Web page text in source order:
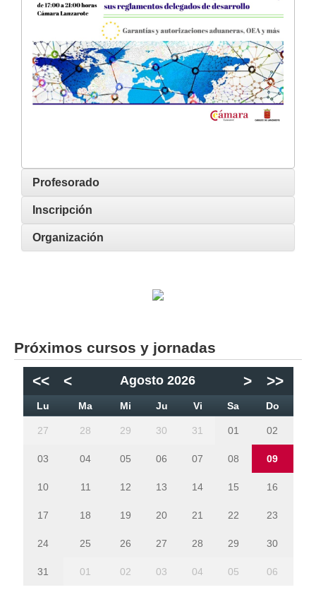
Profesorado
Inscripción
Organización
Próximos cursos y jornadas
<< < Agosto 2026 > >>
Lu Ma Mi Ju Vi Sa Do
27 28 29 30 31 01 02
03 04 05 06 07 08 09
10 11 12 13 14 15 16
17 18 19 20 21 22 23
24 25 26 27 28 29 30
31 01 02 03 04 05 06